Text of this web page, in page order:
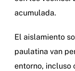
acumulada.
El aislamiento
paulatina van
entorno, incluso